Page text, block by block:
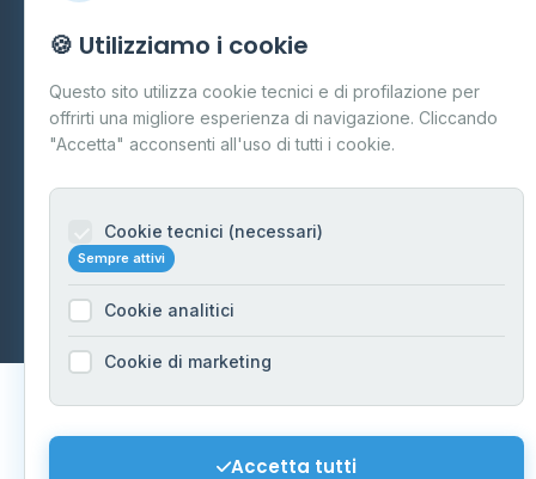
Contattaci
info@distributori-gpl.it
© 2026 - Distributori di GPL -AF Project Software Agency
Carpi
Dati forniti daMinistero delle Imprese e del Made in Italy
🍪 Utilizziamo i cookie
Questo sito utilizza cookie tecnici e di profilazione per
offrirti una migliore esperienza di navigazione. Cliccando
"Accetta" acconsenti all'uso di tutti i cookie.
Cookie tecnici (necessari)
Sempre attivi
Cookie analitici
Cookie di marketing
Accetta tutti